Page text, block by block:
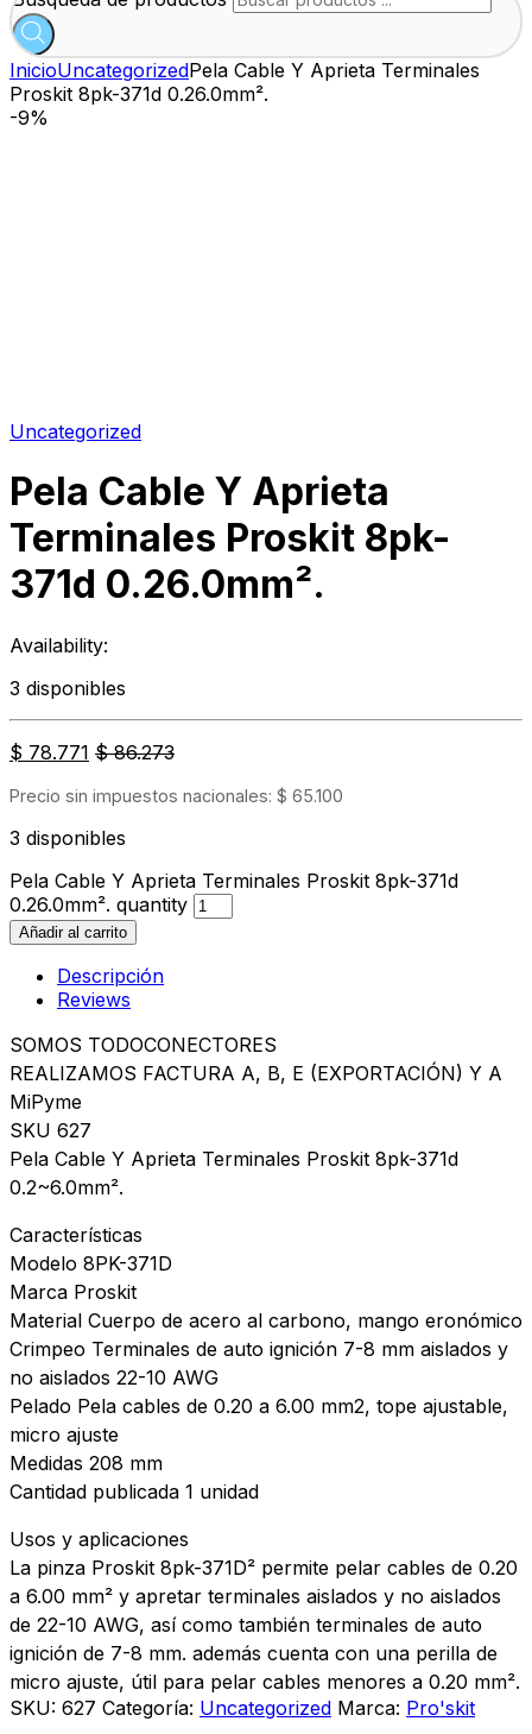
InicioUncategorizedPela Cable Y Aprieta Terminales
Proskit 8pk-371d 0.26.0mm².
-9%
Uncategorized
Pela Cable Y Aprieta
Terminales Proskit 8pk-
371d 0.26.0mm².
Availability:
3 disponibles
$ 78.771 $86.273
Precio sin impuestos nacionales: $ 65.100
3 disponibles
Pela Cable Y Aprieta Terminales Proskit 8pk-371d
0.26.0mm². quantity
Añadir al carrito
Descripción
Reviews
SOMOS TODOCONECTORES
REALIZAMOS FACTURA A, B, E (EXPORTACIÓN) Y A
MiPyme
SKU 627
Pela Cable Y Aprieta Terminales Proskit 8pk-371d
0.2~6.0mm².
Características
Modelo 8PK-371D
Marca Proskit
Material Cuerpo de acero al carbono, mango eronómico
Crimpeo Terminales de auto ignición 7-8 mm aislados y
no aislados 22-10 AWG
Pelado Pela cables de 0.20 a 6.00 mm2, tope ajustable,
micro ajuste
Medidas 208 mm
Cantidad publicada 1 unidad
Usos y aplicaciones
La pinza Proskit 8pk-371D² permite pelar cables de 0.20
a 6.00 mm² y apretar terminales aislados y no aislados
de 22-10 AWG, así como también terminales de auto
ignición de 7-8 mm. además cuenta con una perilla de
micro ajuste, útil para pelar cables menores a 0.20 mm².
SKU: 627 Categoría: Uncategorized Marca: Pro'skit